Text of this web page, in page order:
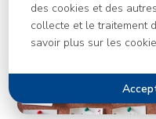
des cookies et des
collecte et le traitement
savoir plus sur les